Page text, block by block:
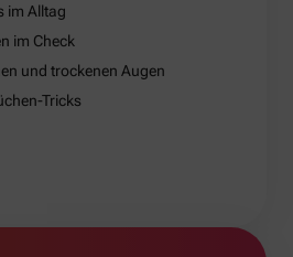
im Alltag
im Check
und trockenen Augen
Tricks